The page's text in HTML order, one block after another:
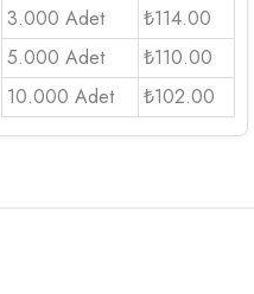
3.000 Adet
₺114.00
5.000 Adet
₺110.00
10.000 Adet
₺102.00